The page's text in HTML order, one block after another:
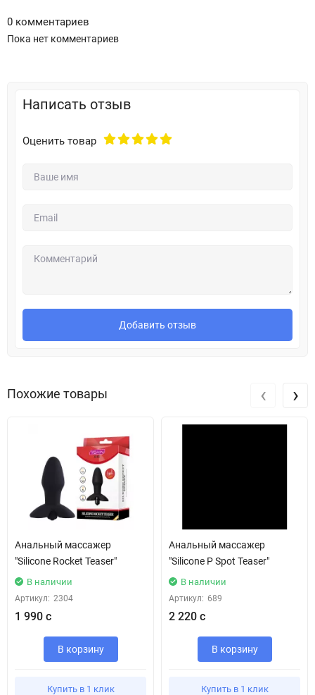
0 комментариев
Пока нет комментариев
Написать отзыв
Оценить товар
Добавить отзыв
Похожие товары
Анальный массажер
"Silicone Rocket Teaser"
В наличии
Артикул: 2304
1 990 с
В корзину
Купить в 1 клик
Анальный массажер
"Silicone P Spot Teaser"
В наличии
Артикул: 689
2 220 с
В корзину
Купить в 1 клик
‹ ›